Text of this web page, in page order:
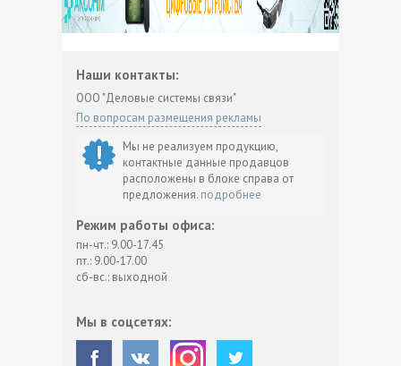
Наши контакты:
ООО "Деловые системы связи"
По вопросам размещения рекламы
Мы не реализуем продукцию,
контактные данные продавцов
расположены в блоке справа от
предложения. подробнее
Режим работы офиса:
пн-чт.: 9.00-17.45
пт.: 9.00-17.00
сб-вс.: выходной
Мы в соцсетях: